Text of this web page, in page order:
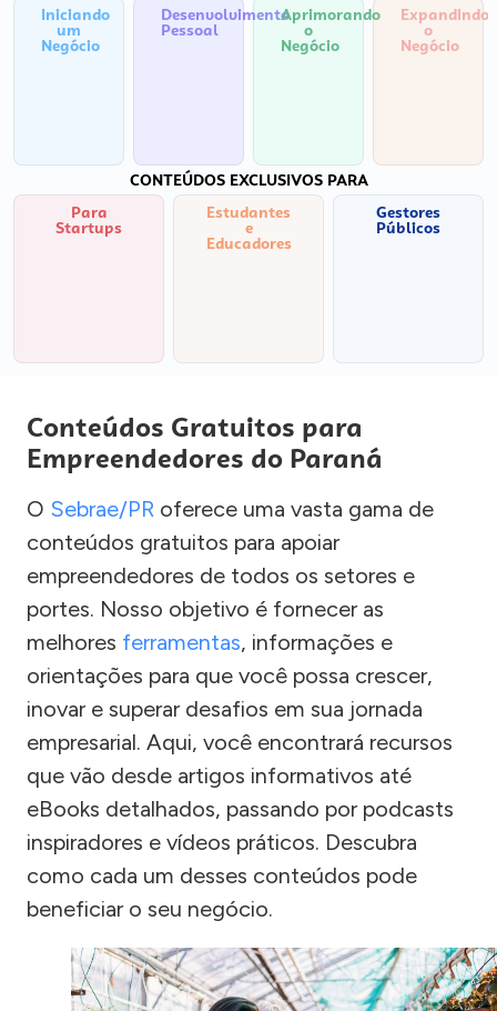
Iniciando
um
Negócio
Desenvolvimento
Pessoal
Aprimorando
o
Negócio
Expandindo
o
Negócio
CONTEÚDOS EXCLUSIVOS PARA
Para
Startups
Estudantes
e
Educadores
Gestores
Públicos
Conteúdos Gratuitos para
Empreendedores do Paraná
O Sebrae/PR oferece uma vasta gama de
conteúdos gratuitos para apoiar
empreendedores de todos os setores e
portes. Nosso objetivo é fornecer as
melhores ferramentas, informações e
orientações para que você possa crescer,
inovar e superar desafios em sua jornada
empresarial. Aqui, você encontrará recursos
que vão desde artigos informativos até
eBooks detalhados, passando por podcasts
inspiradores e vídeos práticos. Descubra
como cada um desses conteúdos pode
beneficiar o seu negócio.